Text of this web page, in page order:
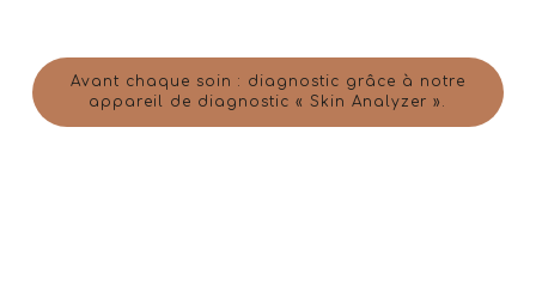
Avant chaque soin : diagnostic grâce à notre
appareil de diagnostic « Skin Analyzer ».